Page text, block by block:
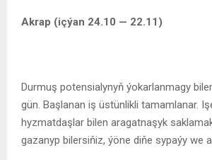
Akrap (içýan 24.10 — 22.11)
Durmuş potensialynyň ýokarlanmagy
gün. Başlanan iş üstünlikli tamamlanar.
hyzmatdaşlar bilen aragatnaşyk
gazanyp bilersiňiz, ýöne diňe sypaýy we